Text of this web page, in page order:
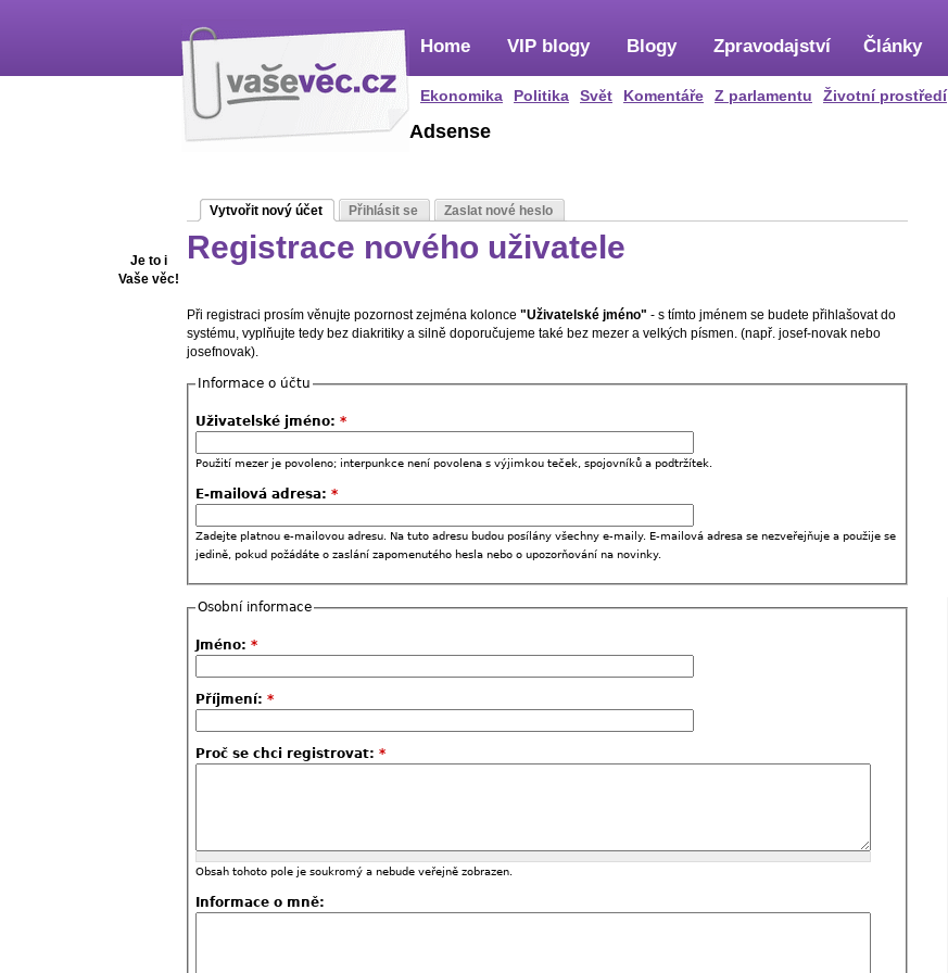
Home
Ekonomika Politika Svět Komentáře Z parlamentu Životní prostředí
VIP blogy Blogy Zpravodajství Články
Je to i
Vaše věc!
Adsense
Vytvořit nový účet Přihlásit se Zaslat nové heslo
Registrace nového uživatele
Při registraci prosím věnujte pozornost zejména kolonce "Uživatelské jméno" - s tímto jménem se budete přihlašovat do
systému, vyplňujte tedy bez diakritiky a silně doporučujeme také bez mezer a velkých písmen. (např. josef-novak nebo
josefnovak).
Informace o účtu
Uživatelské jméno: *
Použití mezer je povoleno; interpunkce není povolena s výjimkou teček, spojovníků a podtržítek.
E-mailová adresa: *
Zadejte platnou e-mailovou adresu. Na tuto adresu budou posílány všechny e-maily. E-mailová adresa se nezveřejňuje a použije se
jedině, pokud požádáte o zaslání zapomenutého hesla nebo o upozorňování na novinky.
Osobní informace
Jméno: *
Příjmení: *
Proč se chci registrovat: *
Obsah tohoto pole je soukromý a nebude veřejně zobrazen.
Informace o mně: